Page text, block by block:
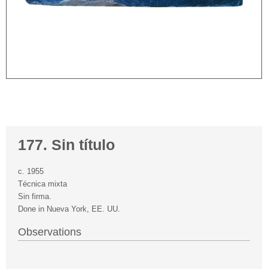
177. Sin título
c. 1955
Técnica mixta
Sin firma.
Done in Nueva York, EE. UU.
Observations